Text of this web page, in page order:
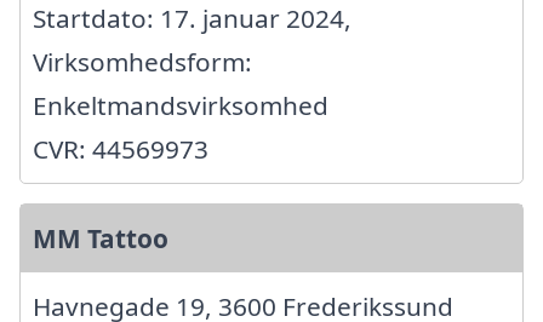
Startdato: 17. januar 2024,
Virksomhedsform:
Enkeltmandsvirksomhed
CVR: 44569973
MM Tattoo
Havnegade 19, 3600 Frederikssund